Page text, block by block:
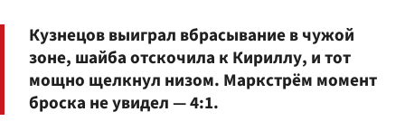
Кузнецов выиграл вбрасывание в чужой
зоне, шайба отскочила к Кириллу, и тот
мощно щелкнул низом. Маркстрём момент
броска не увидел — 4:1.